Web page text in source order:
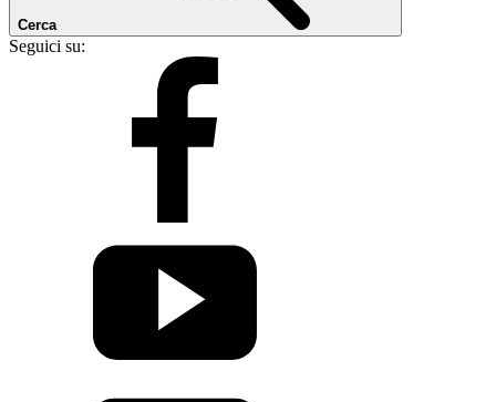
Cerca
Seguici su: